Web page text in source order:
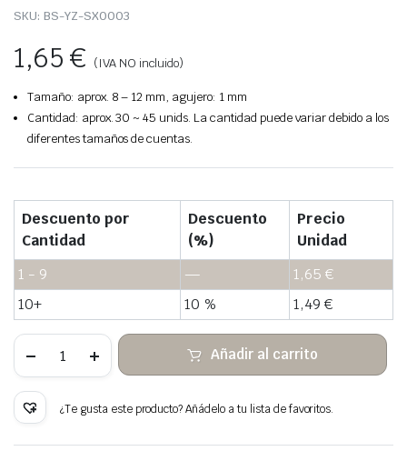
SKU: BS-YZ-SX0003
1,65€ (IVA NO incluido)
Tamaño: aprox. 8 – 12 mm, agujero: 1 mm
Cantidad: aprox. 30 ~ 45 unids. La cantidad puede variar debido a los
diferentes tamaños de cuentas.
Descuento por
Cantidad
Descuento
(%)
Precio
Unidad
1 - 9
— 1,65 €
10+
10 % 1,49 €
irregular
cuentas
piedra
cantidad
Añadir al carrito
¿Te gusta este producto? Añádelo a tu lista de favoritos.